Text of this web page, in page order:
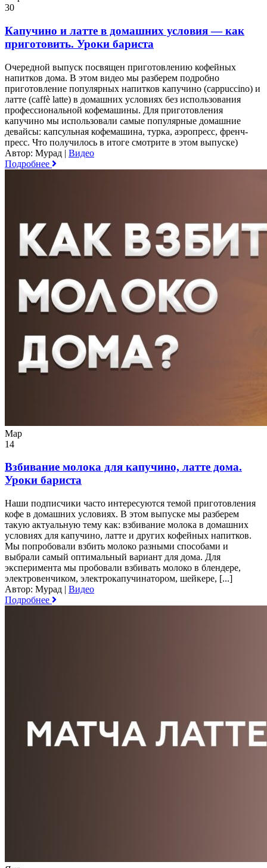
30
Капучино и латте в домашних условия — как
приготовить. Уроки бариста
Очередной выпуск посвящен приготовлению кофейных
напитков дома. В этом видео мы разберем подробно
приготовление популярных напитков капучино (cappuccino) и
латте (caffè latte) в домашних условиях без использования
профессиональной кофемашины. Для приготовления
капучино мы использовали самые популярные домашние
девайсы: капсульная кофемашина, турка, аэропресс, френч-
пресс. Что получилось в итоге смотрите в этом выпуске)
Автор: Мурад | Видео
Подробнее
Мар
14
Взбивание молока для капучино, латте дома.
Уроки бариста
Наши подписчики часто интересуются темой приготовления
кофе в домашних условиях. В этом выпуске мы разберем
такую актуальную тему как: взбивание молока в домашних
условиях для капучино, латте и других кофейных напитков.
Мы попробовали взбить молоко разными способами и
выбрали самый оптимальный вариант для дома. Для
эксперимента мы пробовали взбивать молоко в блендере,
электровенчиком, электрокапучинатором, шейкере, [...]
Автор: Мурад | Видео
Подробнее